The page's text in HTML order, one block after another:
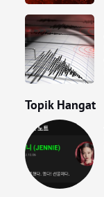
Topik Hangat